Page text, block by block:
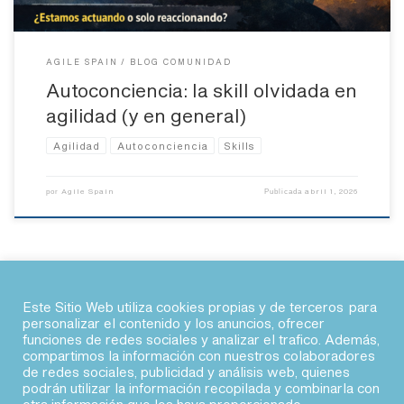
AGILE SPAIN BLOG COMUNIDAD
Autoconciencia: la skill olvidada en
agilidad (y en general)
Agilidad Autoconciencia Skills
por Agile Spain Publicadaabril 1, 2026
© 2026 · Agile Spain
fab fa-linkedin
fab fa-twitter
fab fa-slack
fab fa-youtube
Este Sitio Web utiliza cookies propias y de terceros para
personalizar el contenido y los anuncios, ofrecer
funciones de redes sociales y analizar el trafico. Además,
compartimos la información con nuestros colaboradores
de redes sociales, publicidad y análisis web, quienes
podrán utilizar la información recopilada y combinarla con